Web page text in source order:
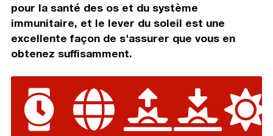
pour la santé des os et du système
immunitaire, et le lever du soleil est une
excellente façon de s'assurer que vous en
obtenez suffisamment.